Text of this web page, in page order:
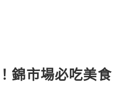
錦市場必吃美食